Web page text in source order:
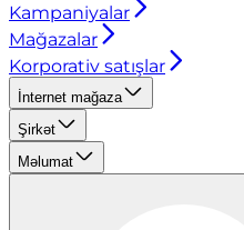
Kampaniyalar
Mağazalar
Korporativ satışlar
İnternet mağaza
Şirkət
Məlumat